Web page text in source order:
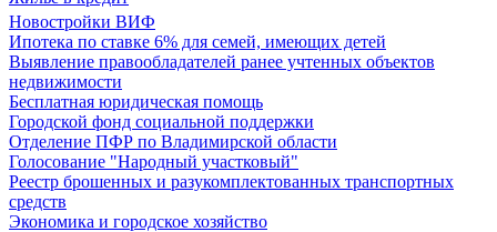
Новостройки ВИФ
Ипотека по ставке 6% для семей, имеющих детей
Выявление правообладателей ранее учтенных объектов
недвижимости
Бесплатная юридическая помощь
Городской фонд социальной поддержки
Отделение ПФР по Владимирской области
Голосование "Народный участковый"
Реестр брошенных и разукомплектованных транспортных
средств
Экономика и городское хозяйство